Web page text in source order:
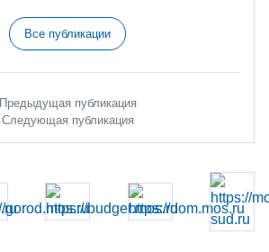
Все публикации
Предыдущая публикация
Следующая публикация